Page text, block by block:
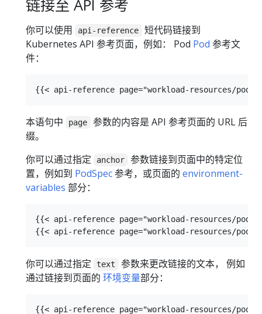
链接至 API 参考
你可以使用 api-reference
短代码链接到
Kubernetes API 参考页面，例如： Pod Pod 参考文
件：
本语句中 page
参数的内容是 API 参考页面的 URL 后
缀。
你可以通过指定
anchor
参数链接到页面中的特定位
置，例如到 PodSpec参考，或页面的 environment-
variables 部分：
{{< api-reference page="workload-resources/pod-
你可以通过指定 text
参数来更改链接的文本， 例如
通过链接到页面的 环境变量部分：